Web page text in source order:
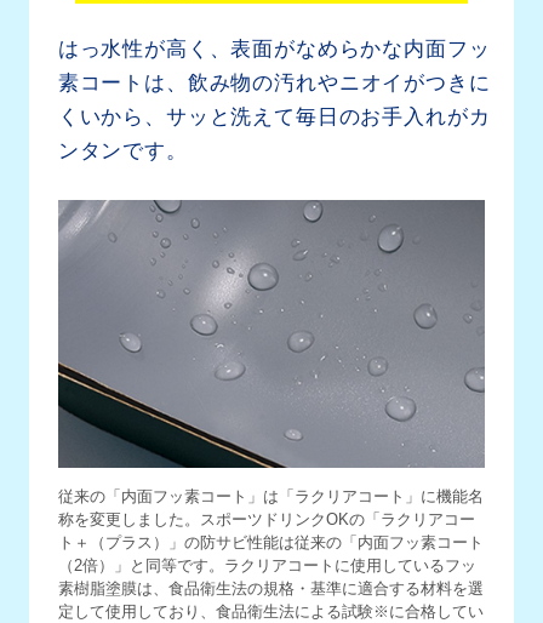
はっ水性が高く、表面がなめらかな内面フッ
素コートは、 飲み物の汚れやニオイがつきに
くいから、 サッと洗えて毎日のお手入れがカ
ンタンです。
従来の「内面フッ素コート」は「ラクリアコート」に機能名
称を変更しました。スポーツドリンクOKの「ラクリアコー
ト ＋（プラス）
」の防サビ性能は従来の「内面フッ素コート
（2倍）」と同等です。ラクリアコートに使用しているフッ
素樹脂塗膜は、食品衛生法の規格・基準に適合する材料を選
定して使用しており、食品衛生法による試験※ に合格してい